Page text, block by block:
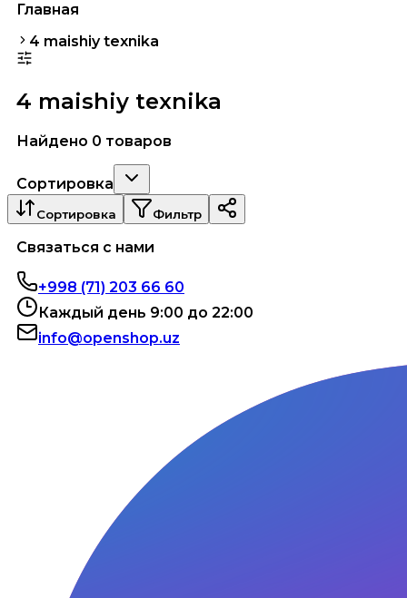
Главная
4 maishiy texnika
4 maishiy texnika
Найдено 0 товаров
Сортировка
Сортировка Фильтр
Связаться с нами
+998 (71) 203 66 60
Каждый день 9:00 до 22:00
info@openshop.uz